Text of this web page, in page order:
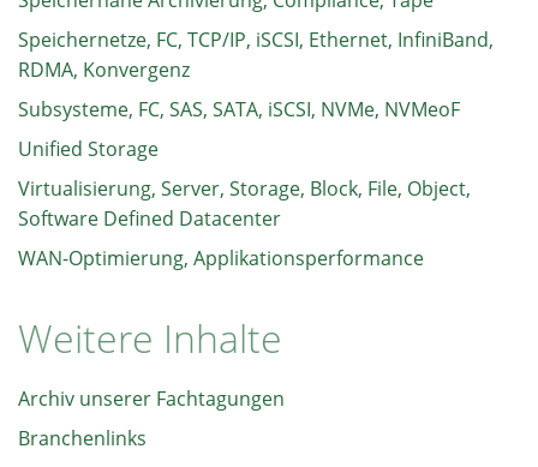
Speichernetze, FC, TCP/IP, iSCSI, Ethernet, InfiniBand,
RDMA, Konvergenz
Subsysteme, FC, SAS, SATA, iSCSI, NVMe, NVMeoF
Unified Storage
Virtualisierung, Server, Storage, Block, File, Object,
Software Defined Datacenter
WAN-Optimierung, Applikationsperformance
Weitere Inhalte
Archiv unserer Fachtagungen
Branchenlinks